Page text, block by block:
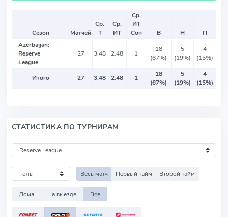
Сезон Матчей
Ср.
Т
Ср.
ИТ
Ср.
ИТ
Соп
В Н
П
Azerbaijan:
Reserve
League
27 3.48 2.48 1
18
(67%)
5
(19%)
4
(15%)
Итого 27 3.48 2.48 1
18
(67%)
5
(19%)
4
(15%)
СТАТИСТИКА ПО ТУРНИРАМ
Весь матч Первый тайм Второй тайм
Дома На выезде Все